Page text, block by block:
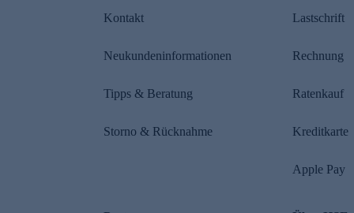
Kontakt
Neukundeninformationen
Tipps & Beratung
Storno & Rücknahme
Lastschrift
Rechnung
Ratenkauf
Kreditkarte
Apple Pay